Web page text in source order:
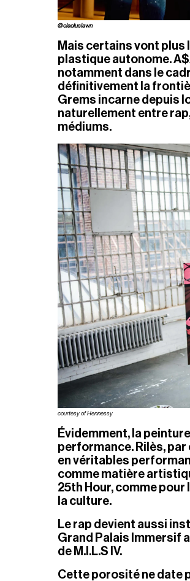
@olaoluslawn
Mais certains vont plus
plastique autonome.
notamment dans le
définitivement la
Grems incarne depuis
naturellement entre
médiums.
courtesy of Hennessy
Évidemment, la
performance. Rilès,
en véritables
comme matière
25th Hour, comme
la culture.
Le rap devient aussi
Grand Palais Immersif
de M.I.L.S IV.
Cette porosité ne date